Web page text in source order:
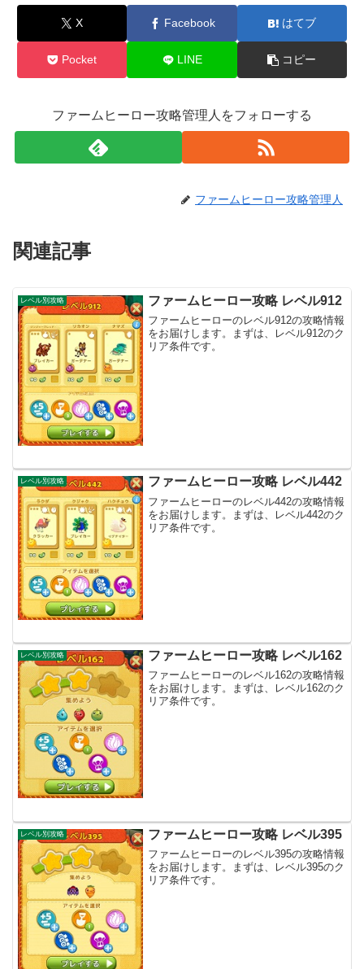
X Facebook はてブ
Pocket LINE コピー
ファームヒーロー攻略管理人をフォローする
ファームヒーロー攻略管理人
関連記事
レベル別攻略 ファームヒーロー攻略 レベル912
ファームヒーローのレベル912の攻略情報
をお届けします。まずは、レベル912のク
リア条件です。
レベル別攻略 ファームヒーロー攻略 レベル442
ファームヒーローのレベル442の攻略情報
をお届けします。まずは、レベル442のク
リア条件です。
レベル別攻略 ファームヒーロー攻略 レベル162
ファームヒーローのレベル162の攻略情報
をお届けします。まずは、レベル162のク
リア条件です。
レベル別攻略 ファームヒーロー攻略 レベル395
ファームヒーローのレベル395の攻略情報
をお届けします。まずは、レベル395のク
リア条件です。